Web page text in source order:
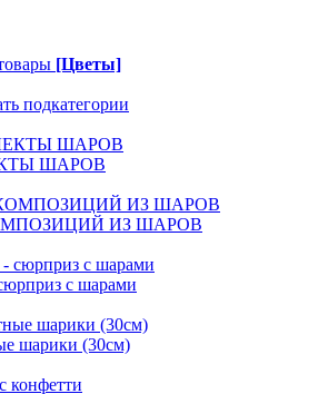
[Цветы]
подкатегории
ШАРОВ
ИЗ ШАРОВ
с шарами
шарики (30см)